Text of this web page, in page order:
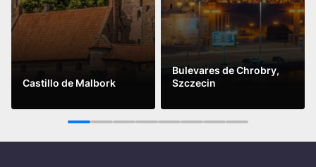
Castillo de Malbork
Leer más
Bulevares de Chrobry,
Szczecin
Leer más
1 2 3 4 5 6 7 8